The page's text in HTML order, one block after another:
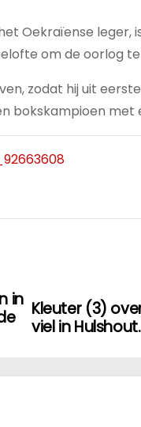
Oekraïense leger,
om de oorlog
zodat hij uit
bokskampioen met
Kleuter (3)
viel in Hulshout.
in